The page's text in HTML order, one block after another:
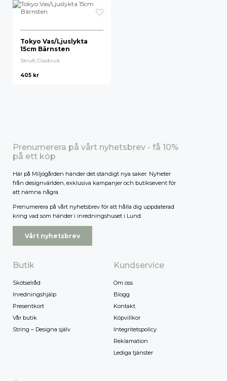
Tokyo Vas/Ljuslykta
15cm Bärnsten
Skrufs Glasbruk
405 kr
Prenumerera på vårt nyhetsbrev - få 10%
på ett köp
Här på Miljögården händer det ständigt nya saker. Nyheter
från designvärlden, exklusiva kampanjer och butiksevent för
att nämna några.
Prenumerera på vårt nyhetsbrev för att hålla dig uppdaterad
kring vad som händer i inredningshuset i Lund.
Vårt nyhetsbrev
Butik
Skötselråd
Inredningshjälp
Presentkort
Vår butik
String – Designa själv
Kundservice
Om oss
Blogg
Kontakt
Köpvillkor
Integritetspolicy
Reklamation
Lediga tjänster